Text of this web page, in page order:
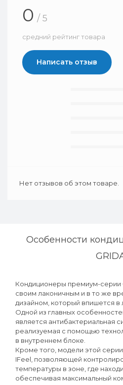
0 / 5
средний рейтинг товара
Написать отзыв
Нет отзывов об этом товаре.
Особенности
Кондиционеры премиум-серии
своим лаконичным и в то же
дизайном, который впишется в
Одной из главных
является антибактериальная
реализуемая с помощью
в внутреннем блоке.
Кроме того, модели этой
IFeel, позволяющей
температуры в зоне, где
обеспечивая максимальный